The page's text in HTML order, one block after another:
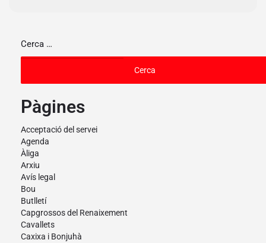
Pàgines
Acceptació del servei
Agenda
Àliga
Arxiu
Avís legal
Bou
Butlletí
Capgrossos del Renaixement
Cavallets
Caxixa i Bonjuhà